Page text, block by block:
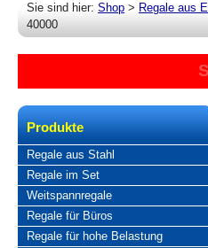
Sie sind hier: Shop > Regale aus
40000
Produkte
Regale aus Stahl
Regale im Set
Weitspannregale
Regale für Büros
Regale für hohe Belastung